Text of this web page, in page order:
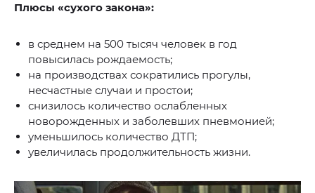
Плюсы «сухого закона»:
в среднем на 500 тысяч человек в год
повысилась рождаемость;
на производствах сократились прогулы,
несчастные случаи и простои;
снизилось количество ослабленных
новорожденных и заболевших пневмонией;
уменьшилось количество ДТП;
увеличилась продолжительность жизни.